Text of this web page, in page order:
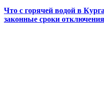
Что с горячей водой в
законные сроки